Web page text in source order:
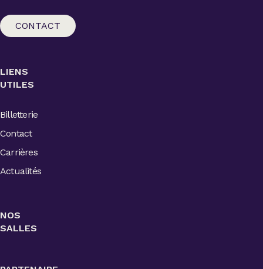
CONTACT
LIENS
UTILES
Billetterie
Contact
Carrières
Actualités
NOS
SALLES